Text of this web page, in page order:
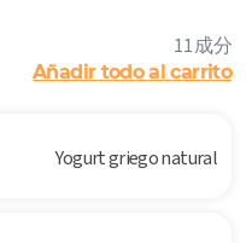
11 成分
Añadir todo al carrito
Yogurt griego natural